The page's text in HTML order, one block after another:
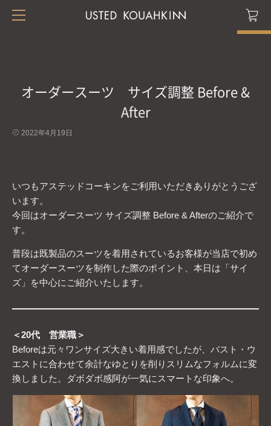
オーダースーツ サイズ調整 Before &
After
2022年4月19日
いつもアステッドコーキンをご利用いただきありがとうござ
います。
今回はオーダースーツ サイズ調整 Before & Afterのご紹介で
す。
普段は既製品のスーツを着用されているお客様が当店で初め
てオーダースーツを制作した際のポイント、本日は「サイ
ズ」を中心にご紹介いたします。
＜20代 営業職＞
Beforeは元々ワンサイズ大きい着用感でしたが、バスト・ウ
エストに合わせて余計なゆとりを削りスリムなフォルムに変
換しました。ダボダボ感阿が一気にスマートな印象へ。